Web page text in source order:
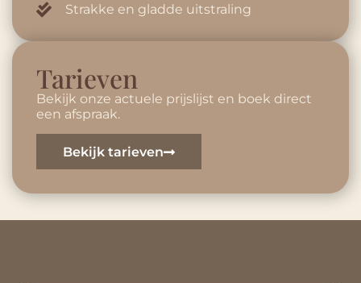
Strakke en gladde uitstraling
Tarieven
Bekijk onze actuele prijslijst en boek direct
een afspraak.
Bekijk tarieven